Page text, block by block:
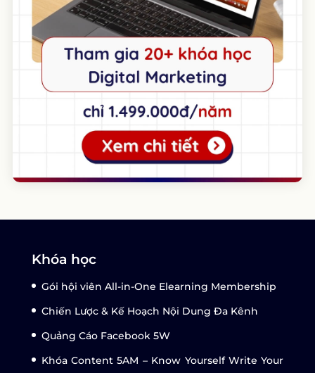
Khóa học
Gói hội viên All-in-One Elearning Membership
Chiến Lược & Kế Hoạch Nội Dung Đa Kênh
Quảng Cáo Facebook 5W
Khóa Content 5AM – Know Yourself Write Your